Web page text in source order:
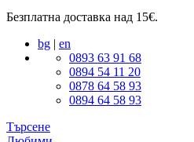
Безплатна доставка над 15€.
bg | en
0893 63 91 68
0894 54 11 20
0878 64 58 93
0894 64 58 93
Търсене